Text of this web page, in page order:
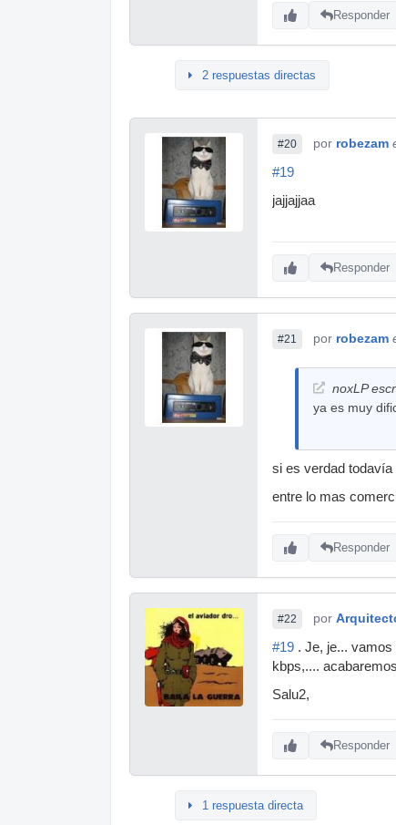
Responder
2 respuestas directas
#20 por robezam
#19
jajjajjaa
Responder
#21 por robezam
noxLP
ya es muy
si es verdad todavía
entre lo mas
Responder
#22 por
#19 . Je, je... vamos
kbps,....
Salu2,
Responder
1 respuesta directa